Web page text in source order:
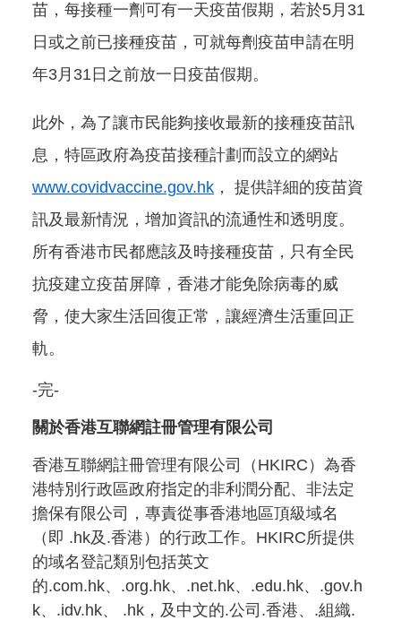
苗，每接種一劑可有一天疫苗假期，若於5月31
日或之前已接種疫苗，可就每劑疫苗申請在明
年3月31日之前放一日疫苗假期。
此外，為了讓市民能夠接收最新的接種疫苗訊
息，特區政府為疫苗接種計劃而設立的網站
www.covidvaccine.gov.hk ， 提供詳細的疫苗資
訊及最新情況，增加資訊的流通性和透明度。
所有香港市民都應該及時接種疫苗，只有全民
抗疫建立疫苗屏障，香港才能免除病毒的威
脅，使大家生活回復正常，讓經濟生活重回正
軌。
-完-
關於香港互聯網註冊管理有限公司
香港互聯網註冊管理有限公司（HKIRC）為香
港特別行政區政府指定的非利潤分配、非法定
擔保有限公司，專責從事香港地區頂級域名
（即 .hk及.香港）的行政工作。HKIRC所提供
的域名登記類別包括英文
的.com.hk、.org.hk、.net.hk、.edu.hk、.gov.h
k、.idv.hk、 .hk，及中文的.公司.香港、.組織.